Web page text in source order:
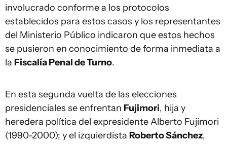
involucrado conforme a los protocolos
establecidos para estos casos y los representantes
del Ministerio Público indicaron que estos hechos
se pusieron en conocimiento de forma inmediata a
la Fiscalía Penal de Turno.
En esta segunda vuelta de las elecciones
presidenciales se enfrentan Fujimori, hija y
heredera política del expresidente Alberto Fujimori
(1990-2000); y el izquierdista Roberto Sánchez,